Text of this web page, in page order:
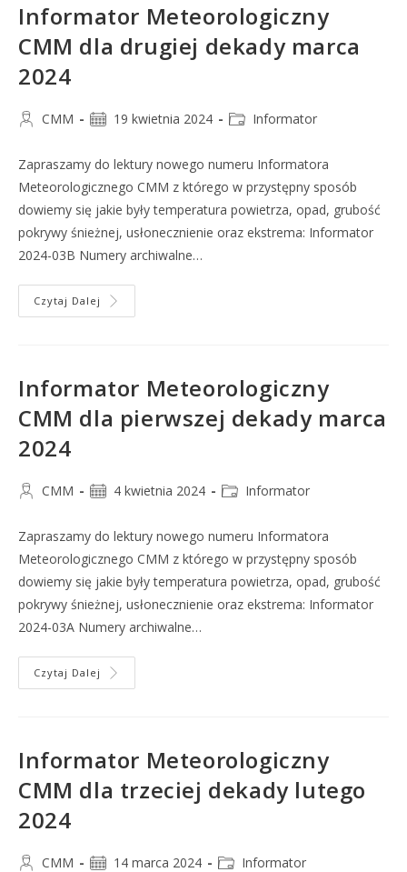
Informator Meteorologiczny
CMM dla drugiej dekady marca
2024
CMM 19 kwietnia 2024 Informator
Zapraszamy do lektury nowego numeru Informatora
Meteorologicznego CMM z którego w przystępny sposób
dowiemy się jakie były temperatura powietrza, opad, grubość
pokrywy śnieżnej, usłonecznienie oraz ekstrema: Informator
2024-03B Numery archiwalne…
Czytaj Dalej
Informator Meteorologiczny
CMM dla pierwszej dekady marca
2024
CMM 4 kwietnia 2024 Informator
Zapraszamy do lektury nowego numeru Informatora
Meteorologicznego CMM z którego w przystępny sposób
dowiemy się jakie były temperatura powietrza, opad, grubość
pokrywy śnieżnej, usłonecznienie oraz ekstrema: Informator
2024-03A Numery archiwalne…
Czytaj Dalej
Informator Meteorologiczny
CMM dla trzeciej dekady lutego
2024
CMM 14 marca 2024 Informator